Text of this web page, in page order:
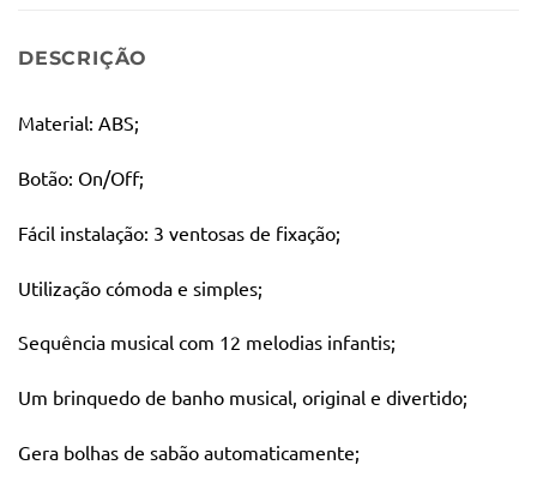
DESCRIÇÃO
Material: ABS;
Botão: On/Off;
Fácil instalação: 3 ventosas de fixação;
Utilização cómoda e simples;
Sequência musical com 12 melodias infantis;
Um brinquedo de banho musical, original e divertido;
Gera bolhas de sabão automaticamente;